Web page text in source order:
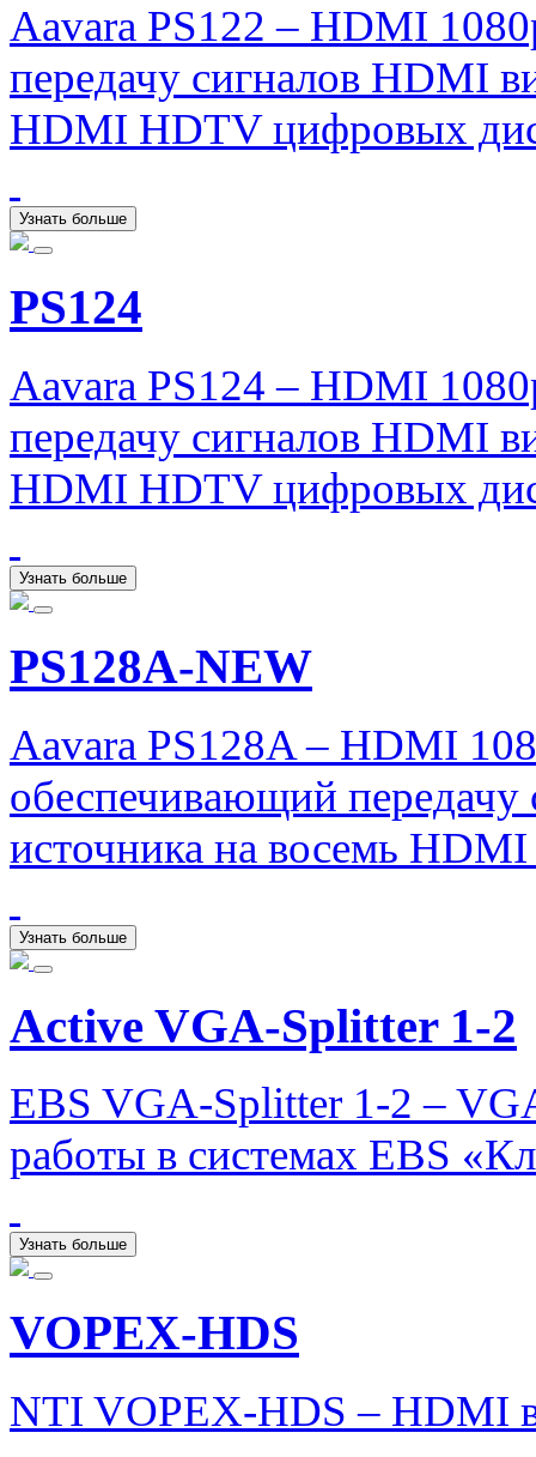
Aavara PS122 – HDMI
передачу сигналов HDMI
HDMI HDTV цифровых
Узнать больше
PS124
Aavara PS124 – HDMI
передачу сигналов HDMI
HDMI HDTV цифровых
Узнать больше
PS128A-NEW
Aavara PS128A – HDMI
обеспечивающий передачу
источника на восемь
Узнать больше
Active VGA-Splitter 1-2
EBS VGA-Splitter 1-2 –
работы в системах EBS
Узнать больше
VOPEX-HDS
NTI VOPEX-HDS – HDMI